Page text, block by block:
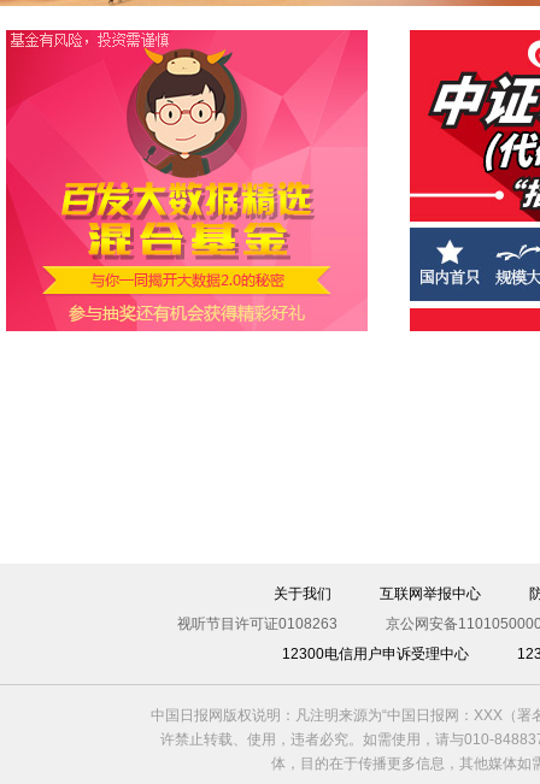
关于我们 互联网举报中心
视听节目许可证0108263
京公网安备
12300电信用户申诉受理中心
中国日报网版权说明：凡注明来源为“中国日报网：XXX（
许禁止转载、使用，违者必究。如需使用，请与010-
体，目的在于传播更多信息，其他媒体